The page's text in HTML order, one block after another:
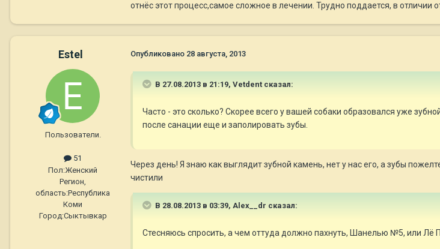
отнёс этот процесс,самое сложное в лечении. Трудно поддается, в отличии
Estel
Пользователи.
51
Пол:Женский
Регион,
область:Республика
Коми
Город:Сыктывкар
Опубликовано 28 августа, 2013
В 27.08.2013 в 21:19, Vetdent сказал:
Часто - это сколько? Скорее всего у вашей собаки образовался уже
после санации еще и заполировать зубы.
Через день! Я знаю как выглядит зубной камень, нет у нас его, а зубы
чистили
В 28.08.2013 в 03:39, Alex__dr сказал:
Стесняюсь спросить, а чем оттуда должно пахнуть, Шанелью №5, или Лё